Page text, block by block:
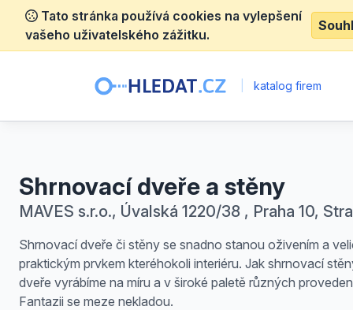
Tato stránka používá cookies na vylepšení
vašeho uživatelského zážitku.
katalog firem
Shrnovací dveře a stěny
MAVES s.r.o., Úvalská 1220/38 , Praha 10,
Shrnovací dveře či stěny se snadno stanou oživením a
praktickým prvkem kteréhokoli interiéru. Jak shrnovací
dveře vyrábíme na míru a v široké paletě různých
Fantazii se meze nekladou.